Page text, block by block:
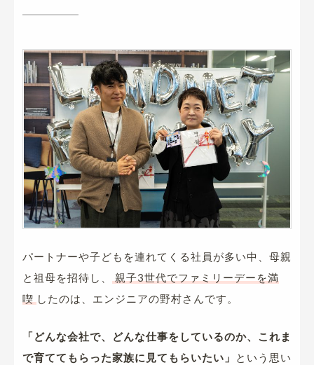
パートナーや子どもを連れてくる社員が多い中、母親
と祖母を招待し、
親子3世代でファミリーデーを満
喫 したのは、エンジニアの野村さんです。
「どんな会社で、どんな仕事をしているのか、これま
で育ててもらった家族に見てもらいたい」
という思い